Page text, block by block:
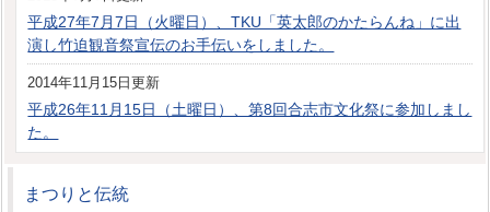
平成27年7月7日（火曜日）、TKU「英太郎のかたらんね」に出
演し竹迫観音祭宣伝のお手伝いをしました。
2014年11月15日更新
平成26年11月15日（土曜日）、第8回合志市文化祭に参加しまし
た。
まつりと伝統